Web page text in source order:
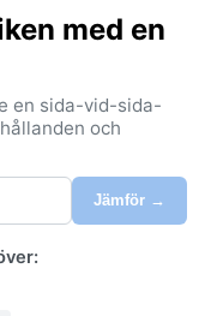
med en
en sida-vid-sida-
och
Jämför →